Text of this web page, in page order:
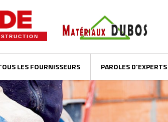
LES FOURNISSEURS PAROLES D'EXPERTS